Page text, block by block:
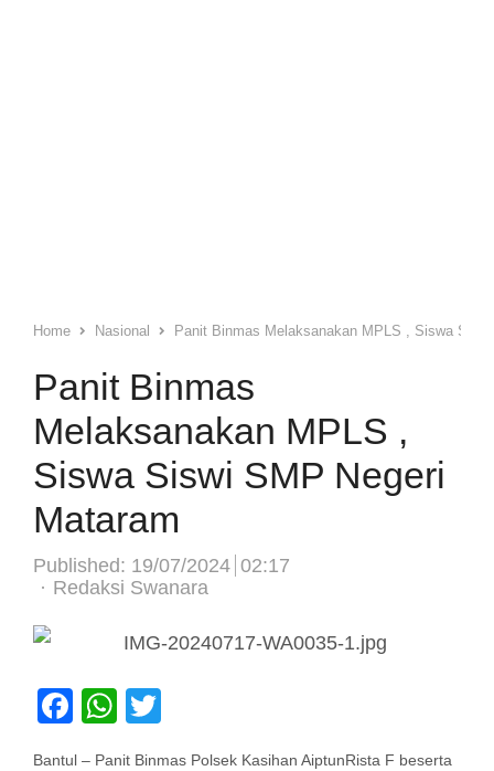
Home Nasional Panit Binmas Melaksanakan MPLS , Siswa
Panit Binmas
Melaksanakan MPLS ,
Siswa Siswi SMP Negeri
Mataram
Published: 19/07/2024 02:17
Author
Redaksi Swanara
Facebook
WhatsApp
Bantul – Panit Binmas Polsek Kasihan AiptunRista F beserta